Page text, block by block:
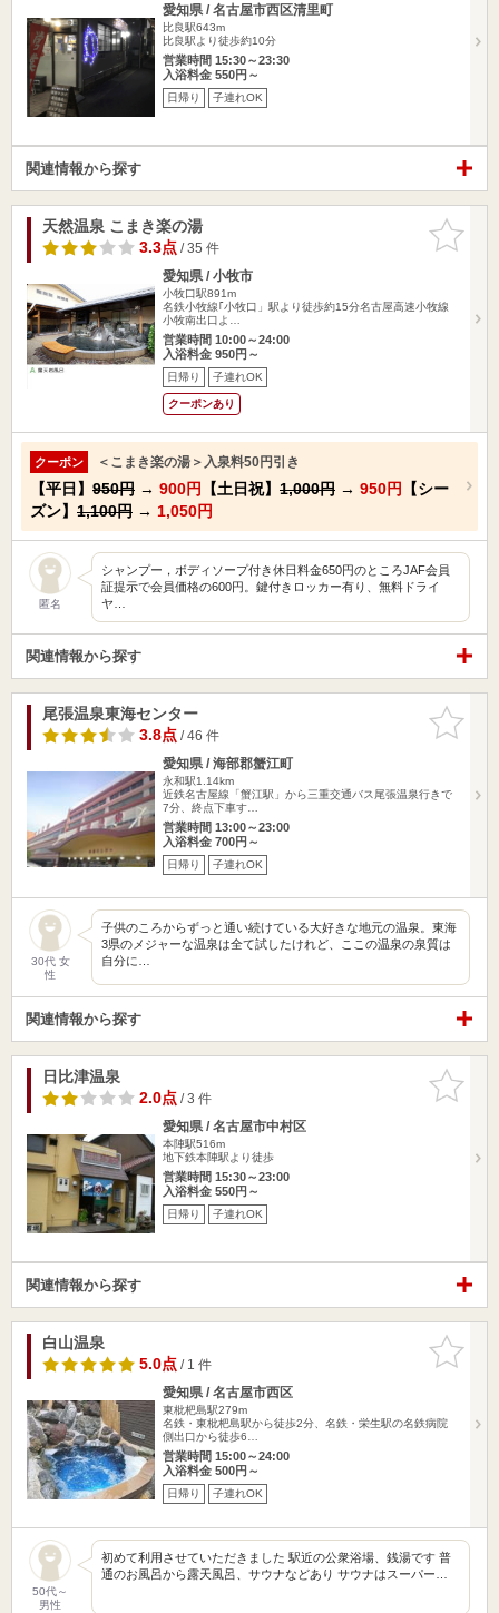
愛知県 / 名古屋市西区清里町
比良駅643m
比良駅より徒歩約10分
営業時間 15:30～23:30
入浴料金 550円～
日帰り 子連れOK
関連情報から探す
お気に入
りに追加
天然温泉 こまき楽の湯
3.3点/ 35 件
愛知県 / 小牧市
小牧口駅891m
名鉄小牧線｢小牧口」駅より徒歩約15分名古屋高速小牧線
小牧南出口よ…
営業時間 10:00～24:00
入浴料金 950円～
日帰り 子連れOK
クーポンあり
クーポン ＜こまき楽の湯＞入泉料50円引き
【平日】 950円 → 900円 【土日祝】 1,000円 → 950円
【シー
ズン】 1,100円 → 1,050円
匿名
シャンプー，ボディソープ付き休日料金650円のところJAF会員
証提示で会員価格の600円。鍵付きロッカー有り、無料ドライ
ヤ…
関連情報から探す
お気に入
りに追加
尾張温泉東海センター
3.8点/ 46 件
愛知県 / 海部郡蟹江町
永和駅1.14km
近鉄名古屋線「蟹江駅」から三重交通バス尾張温泉行きで
7分、終点下車す…
営業時間 13:00～23:00
入浴料金 700円～
日帰り 子連れOK
30代 女
性
子供のころからずっと通い続けている大好きな地元の温泉。東海
3県のメジャーな温泉は全て試したけれど、ここの温泉の泉質は
自分に…
関連情報から探す
お気に入
りに追加
日比津温泉
2.0点/ 3 件
愛知県 / 名古屋市中村区
本陣駅516m
地下鉄本陣駅より徒歩
営業時間 15:30～23:00
入浴料金 550円～
日帰り 子連れOK
関連情報から探す
お気に入
りに追加
白山温泉
5.0点/ 1 件
愛知県 / 名古屋市西区
東枇杷島駅279m
名鉄・東枇杷島駅から徒歩2分、名鉄・栄生駅の名鉄病院
側出口から徒歩6…
営業時間 15:00～24:00
入浴料金 500円～
日帰り 子連れOK
50代～
男性
初めて利用させていただきました 駅近の公衆浴場、銭湯です 普
通のお風呂から露天風呂、サウナなどあり サウナはスーパー…